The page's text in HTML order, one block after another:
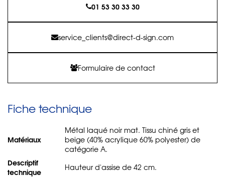
01 53 30 33 30
service_clients@direct-d-sign.com
Formulaire de contact
Fiche technique
Matériaux
Métal laqué noir mat. Tissu chiné gris et
beige (40% acrylique 60% polyester) de
catégorie A.
Descriptif
technique
Hauteur d'assise de 42 cm.